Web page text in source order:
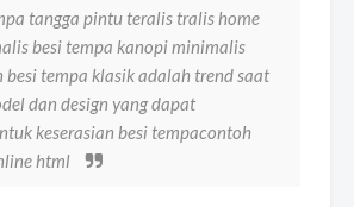
tangga pintu teralis tralis home
besi tempa kanopi minimalis
tempa klasik adalah trend saat
dan design yang dapat
keserasian besi tempacontoh
html